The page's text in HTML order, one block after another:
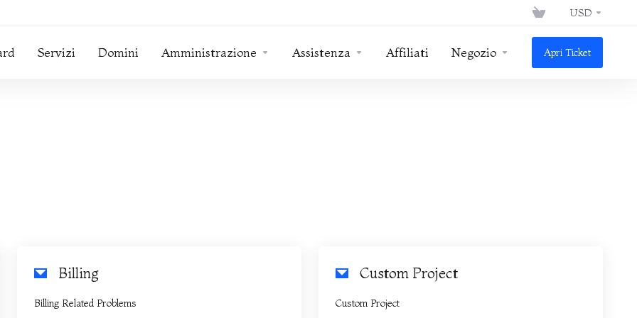
USD
Servizi Domini Amministrazione Assistenza Affiliati Negozio Apri Ticket
Billing
Billing Related Problems
Custom Project
Custom Project